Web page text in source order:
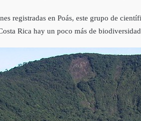
registradas en Poás, este grupo de
Rica hay un poco más de